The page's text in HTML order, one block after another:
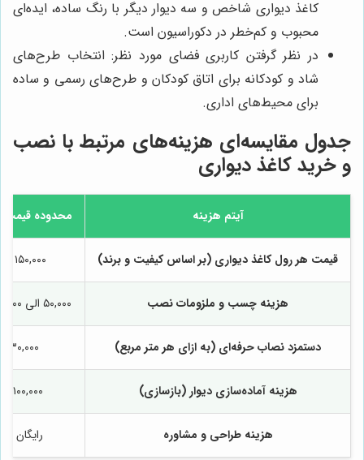
کاغذ دیواری شاخص و سه دیوار دیگر با رنگ ساده، ایده‌ای
محبوب و کم‌خطر در دکوراسیون است.
در نظر گرفتن کاربری فضای مورد نظر: انتخاب طرح‌های
شاد و کودکانه برای اتاق کودکان و طرح‌های رسمی و ساده
برای محیط‌های اداری.
جدول مقایسه‌ای هزینه‌های مرتبط با نصب
و خرید کاغذ دیواری
آیتم هزینه محدوده قیمت
قیمت هر رول کاغذ دیواری (بر اساس کیفیت و برند) ۱۵۰,۰۰۰ الی ۳,۰۰۰,۰۰۰
هزینه چسب و ملزومات نصب ۵۰,۰۰۰ الی ۲۰۰,۰۰۰ برای هر پروژه
دستمزد نصاب حرفه‌ای (به ازای هر متر مربع) ۳۰,۰۰۰ الی ۱۰۰,۰۰۰
هزینه آماده‌سازی دیوار (بازسازی) ۱۰۰,۰۰۰ الی ۱,۰۰۰,۰۰۰
هزینه طراحی و مشاوره رایگان الی